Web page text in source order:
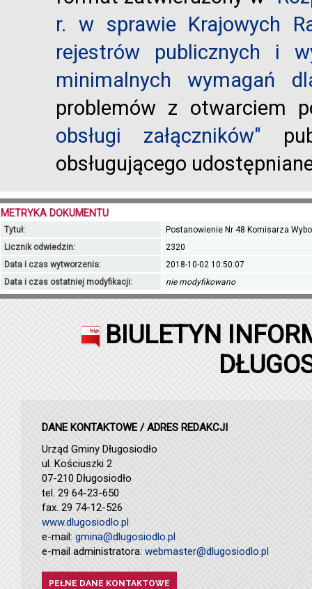
r. w sprawie Krajowych
rejestrów publicznych i
minimalnych wymagań
problemów z otwarciem
obsługi załączników"
obsługującego
METRYKA DOKUMENTU
Tytuł:
Postanowienie Nr 48 Komisarza
Licznik odwiedzin:
2320
Data i czas wytworzenia:
2018-10-02 10:50:07
Data i czas ostatniej modyfikacji:
nie modyfikowano
BIULETYN
DANE KONTAKTOWE / ADRES REDAKCJI
Urząd Gminy Długosiodło
ul. Kościuszki 2
07-210 Długosiodło
tel. 29 64-23-650
fax. 29 74-12-526
www.dlugosiodlo.pl
e-mail: gmina@dlugosiodlo.pl
e-mail administratora: webmaster@dlugosiodlo.pl
PEŁNE DANE KONTAKTOWE